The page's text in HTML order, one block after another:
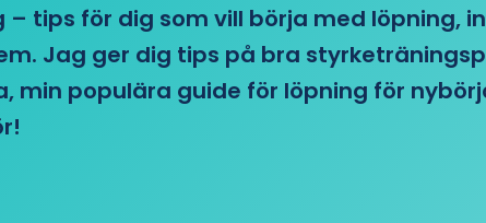
tips för dig som vill börja med löpning,
Jag ger dig tips på bra
min populära guide för löpning för